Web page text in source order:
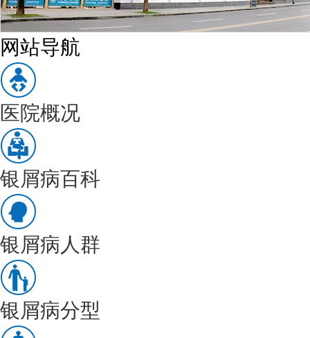
网站导航
医院概况
银屑病百科
银屑病人群
银屑病分型